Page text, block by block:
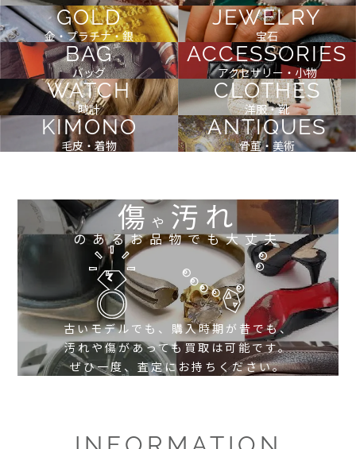
GOLD
金・プラチナ・銀
JEWELRY
宝石
BAG
バッグ
ACCESSORIES
アクセサリー・小物
WATCH
時計
CLOTHES
洋服・靴
KIMONO
毛皮・着物
ANTIQUES
骨董・美術
傷や 汚れ
のあるお品物でも大丈夫
古いモデルでも、購入時期が昔でも、
汚れや傷があっても買取は可能です。
ぜひ一度、査定にお持ちください。